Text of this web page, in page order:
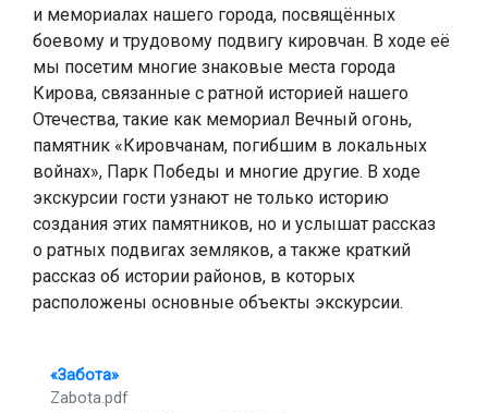
и мемориалах нашего города, посвящённых
боевому и трудовому подвигу кировчан. В ходе её
мы посетим многие знаковые места города
Кирова, связанные с ратной историей нашего
Отечества, такие как мемориал Вечный огонь,
памятник «Кировчанам, погибшим в локальных
войнах», Парк Победы и многие другие. В ходе
экскурсии гости узнают не только историю
создания этих памятников, но и услышат рассказ
о ратных подвигах земляков, а также краткий
рассказ об истории районов, в которых
расположены основные объекты экскурсии.
«Забота»
Zabota.pdf